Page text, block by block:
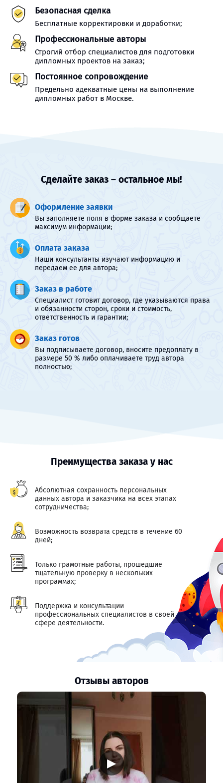
Безопасная сделка
Бесплатные корректировки и доработки;
Профессиональные авторы
Строгий отбор специалистов для подготовки
дипломных проектов на заказ;
Постоянное сопровождение
Предельно адекватные цены на выполнение
дипломных работ в Москве.
Сделайте заказ – остальное мы!
Оформление заявки
Вы заполняете поля в форме заказа и сообщаете
максимум информации;
Оплата заказа
Наши консультанты изучают информацию и
передаем ее для автора;
Заказ в работе
Специалист готовит договор, где указываются права
и обязанности сторон, сроки и стоимость,
ответственность и гарантии;
Заказ готов
Вы подписываете договор, вносите предоплату в
размере 50 % либо оплачиваете труд автора
полностью;
Преимущества заказа у нас
Абсолютная сохранность персональных
данных автора и заказчика на всех этапах
сотрудничества;
Возможность возврата средств в течение 60
дней;
Только грамотные работы, прошедшие
тщательную проверку в нескольких
программах;
Поддержка и консультации
профессиональных специалистов в своей
сфере деятельности.
Отзывы авторов
▶